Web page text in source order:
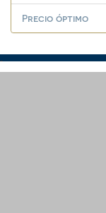
Precio óptimo